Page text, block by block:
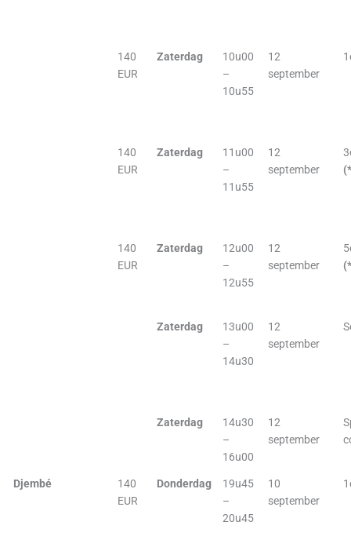
140
EUR
Zaterdag
10u00
–
10u55
12
september
140
EUR
Zaterdag
11u00
–
11u55
12
september
140
EUR
Zaterdag
12u00
–
12u55
12
september
Zaterdag
13u00
–
14u30
12
september
Zaterdag
14u30
–
16u00
12
september
Djembé
140
EUR
Donderdag
19u45
–
20u45
10
september